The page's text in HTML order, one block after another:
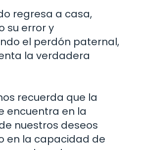
regresa a casa,
su error y
el perdón paternal,
la verdadera
recuerda que la
encuentra en la
nuestros deseos
en la capacidad de